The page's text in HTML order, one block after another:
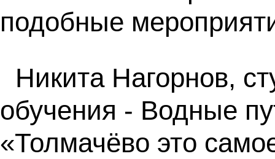
подобные
Никита Нагорнов,
обучения - Водные
«Толмачёво это